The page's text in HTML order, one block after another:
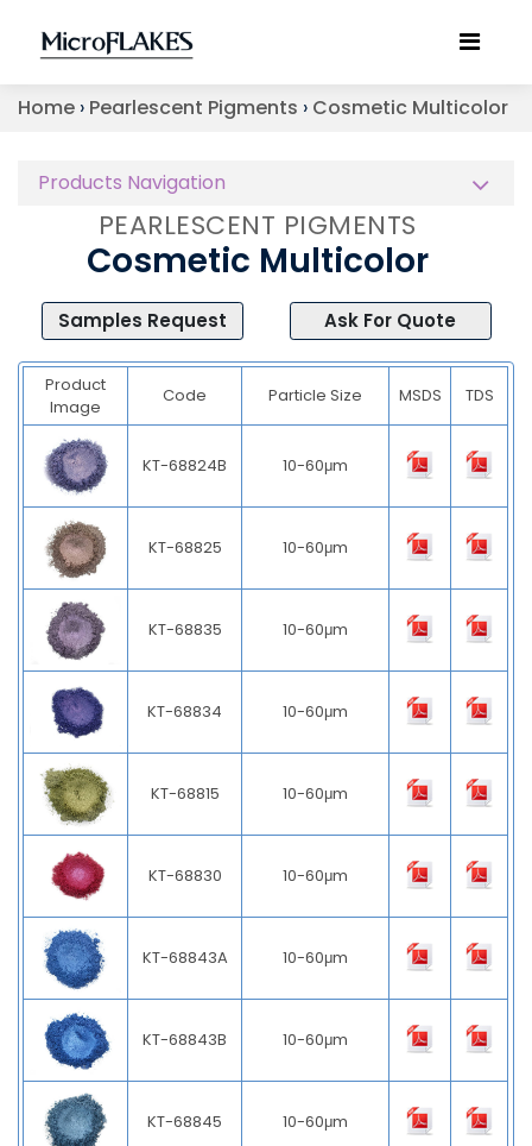
Home › Pearlescent Pigments › Cosmetic Multicolor
Products Navigation
PEARLESCENT PIGMENTS
Cosmetic Multicolor
Samples Request Ask For Quote
Product
Image
Code Particle Size MSDS TDS
KT-68824B 10-60μm
KT-68825 10-60μm
KT-68835 10-60μm
KT-68834 10-60μm
KT-68815 10-60μm
KT-68830 10-60μm
KT-68843A 10-60μm
KT-68843B 10-60μm
KT-68845 10-60μm